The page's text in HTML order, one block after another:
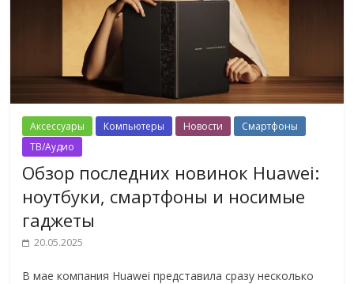
Аксессуары Компьютеры Новости
Смартфоны
ТВ/Аудио
Обзор последних новинок Huawei:
ноутбуки, смартфоны и носимые
гаджеты
20.05.2025
В мае компания Huawei представила сразу несколько